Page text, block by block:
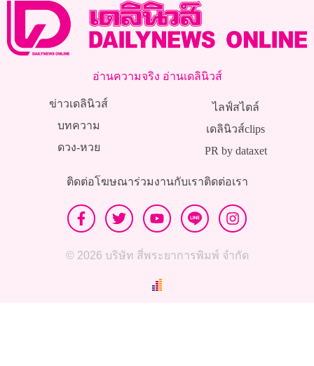
อ่านความจริง อ่านเดลินิวส์
ข่าวเดลินิวส์
บทความ
ดวง-หวย
ไลฟ์สไตล์
เดลินิวส์clips
PR by dataxet
ติดต่อโฆษณาร่วมงานกับเราติดต่อเรา
© 2026 บริษัท สี่พระยาการพิมพ์ จำกัด